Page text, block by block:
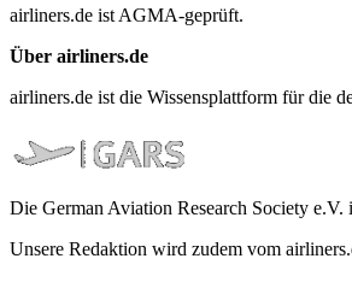
airliners.de ist AGMA-geprüft.
Über airliners.de
airliners.de ist die Wissensplattform für die
Die German Aviation Research Society
Unsere Redaktion wird zudem vom